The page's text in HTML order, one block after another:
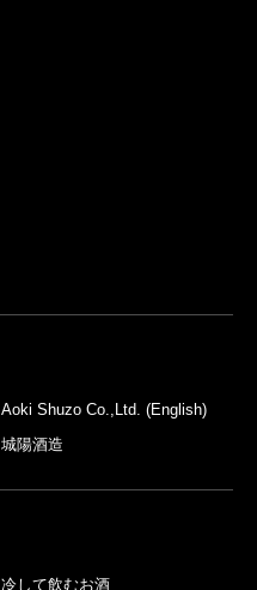
Aoki Shuzo Co.,Ltd. (English)
城陽酒造
冷して飲むお酒